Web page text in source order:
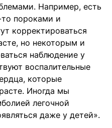
Например, есть
пороками и
корректироваться
но некоторым и
наблюдение у
воспалительные
которые
Иногда мы
легочной
даже у детей».